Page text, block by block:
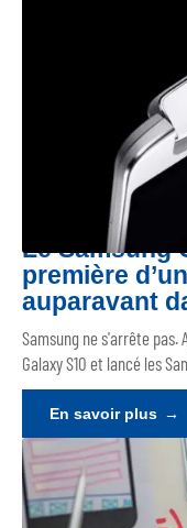
Le Samsung
première
auparavant
Samsung ne s'arrête pas.
Galaxy S10 et lancé les
En savoir plus